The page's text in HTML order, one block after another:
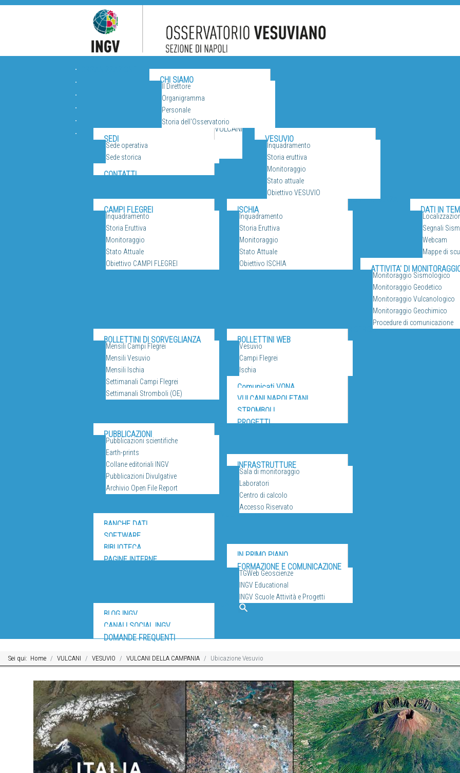
CHI SIAMO
Il Direttore
Organigramma
Personale
Storia dell'Osservatorio
SEDI
Sede operativa
Sede storica
CONTATTI
VULCANI
VESUVIO
Inquadramento
Storia eruttiva
Monitoraggio
Stato attuale
Obiettivo VESUVIO
CAMPI FLEGREI
Inquadramento
Storia Eruttiva
Monitoraggio
Stato Attuale
Obiettivo CAMPI FLEGREI
ISCHIA
Inquadramento
Storia Eruttiva
Monitoraggio
Stato Attuale
Obiettivo ISCHIA
SORVEGLIANZA
DATI IN
Segnali
Webcam
Mappe di
ATTIVITA' DI
Monitoraggio Sismologico
Monitoraggio Geodetico
Monitoraggio Vulcanologico
Monitoraggio Geochimico
Procedure di comunicazione
BOLLETTINI DI SORVEGLIANZA
Mensili Campi Flegrei
Mensili Vesuvio
Mensili Ischia
Settimanali Campi Flegrei
Settimanali Stromboli (OE)
BOLLETTINI WEB
Vesuvio
Campi Flegrei
Ischia
Comunicati VONA
RICERCA
VULCANI NAPOLETANI
STROMBOLI
PROGETTI
PUBBLICAZIONI
Pubblicazioni scientifiche
Earth-prints
Collane editoriali INGV
Pubblicazioni Divulgative
Archivio Open File Report
SERVIZI E RISORSE
INFRASTRUTTURE
Sala di monitoraggio
Laboratori
Centro di calcolo
Accesso Riservato
BANCHE DATI
SOFTWARE
BIBLIOTECA
PAGINE INTERNE
DIVULGAZIONE
IN PRIMO PIANO
FORMAZIONE E COMUNICAZIONE
TGWeb Geoscienze
INGV Educational
INGV Scuole Attività e Progetti
BLOG INGV
CANALI SOCIAL INGV
DOMANDE FREQUENTI
Sei qui: Home VULCANI VESUVIO VULCANI DELLA CAMPANIA Ubicazione Vesuvio